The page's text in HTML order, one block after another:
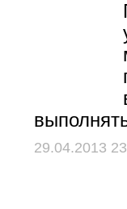
29.04.2013